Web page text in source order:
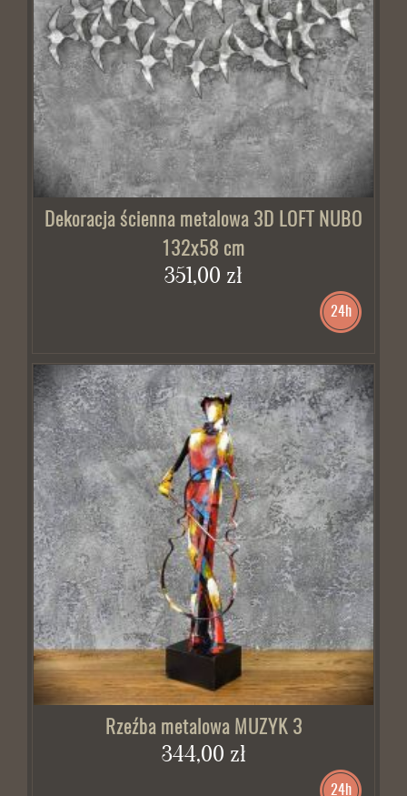
BRAK W MAGAZYNIE
Dekoracja ścienna metalowa 3D LOFT NUBO
132x58 cm
351,00 zł
24h
Rzeźba metalowa MUZYK 3
344,00 zł
24h